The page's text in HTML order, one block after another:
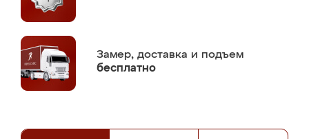
Замер, доставка и подъем
бесплатно